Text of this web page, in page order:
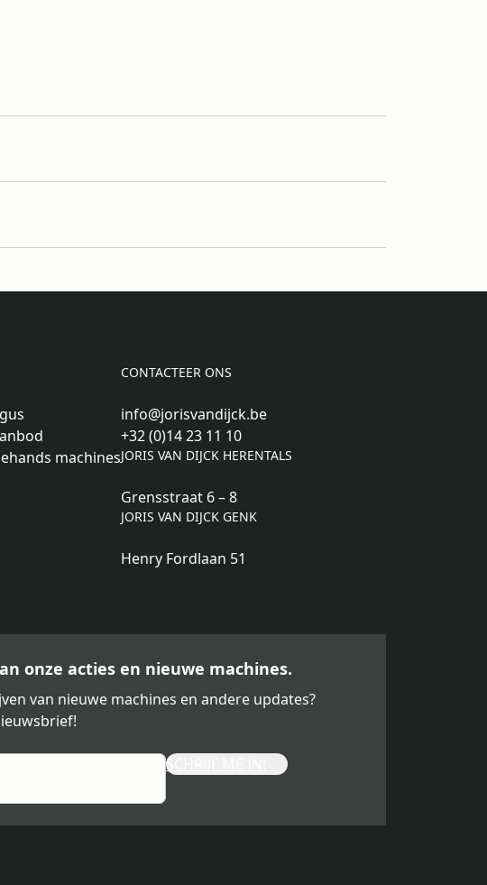
machines
CONTACTEER ONS
info@jorisvandijck.be
+32 (0)14 23 11 10
JORIS VAN DIJCK HERENTALS
Grensstraat 6 – 8
JORIS VAN DIJCK GENK
Henry Fordlaan 51
onze acties en nieuwe machines.
van nieuwe machines en andere updates?
SCHRIJF ME IN!